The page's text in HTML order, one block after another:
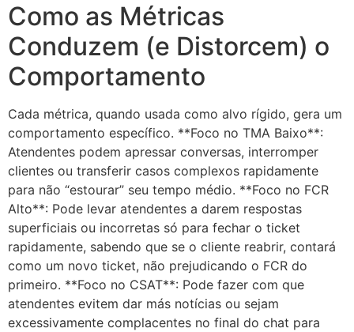
Como as Métricas
Conduzem (e Distorcem) o
Comportamento
Cada métrica, quando usada como alvo rígido, gera um
comportamento específico. **Foco no TMA Baixo**:
Atendentes podem apressar conversas, interromper
clientes ou transferir casos complexos rapidamente
para não “estourar” seu tempo médio. **Foco no FCR
Alto**: Pode levar atendentes a darem respostas
superficiais ou incorretas só para fechar o ticket
rapidamente, sabendo que se o cliente reabrir, contará
como um novo ticket, não prejudicando o FCR do
primeiro. **Foco no CSAT**: Pode fazer com que
atendentes evitem dar más notícias ou sejam
excessivamente complacentes no final do chat para